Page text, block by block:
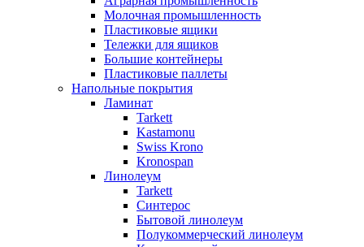
Молочная промышленность
Пластиковые ящики
Тележки для ящиков
Большие контейнеры
Пластиковые паллеты
Напольные покрытия
Ламинат
Tarkett
Kastamonu
Swiss Krono
Kronospan
Линолеум
Tarkett
Синтерос
Бытовой линолеум
Полукоммерческий линолеум